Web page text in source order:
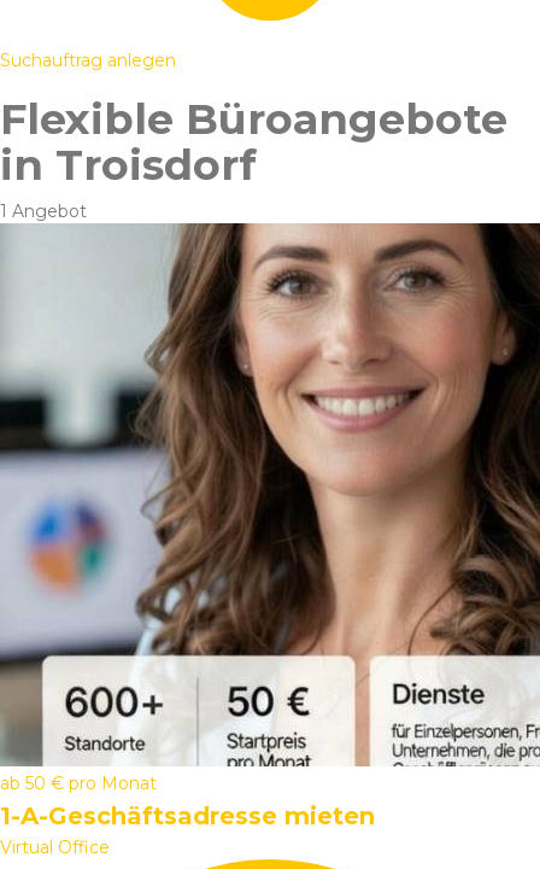
Suchauftrag anlegen
Flexible Büroangebote
in Troisdorf
1 Angebot
ab 50 € pro Monat
1-A-Geschäftsadresse mieten
Virtual Office